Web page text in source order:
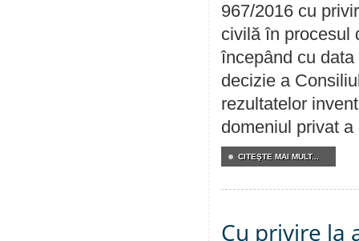
967/2016 cu
civilă în procesul
începând cu
decizie a
rezultatelor
domeniul privat a
CITEŞTE MAI MULT...
Cu privire la